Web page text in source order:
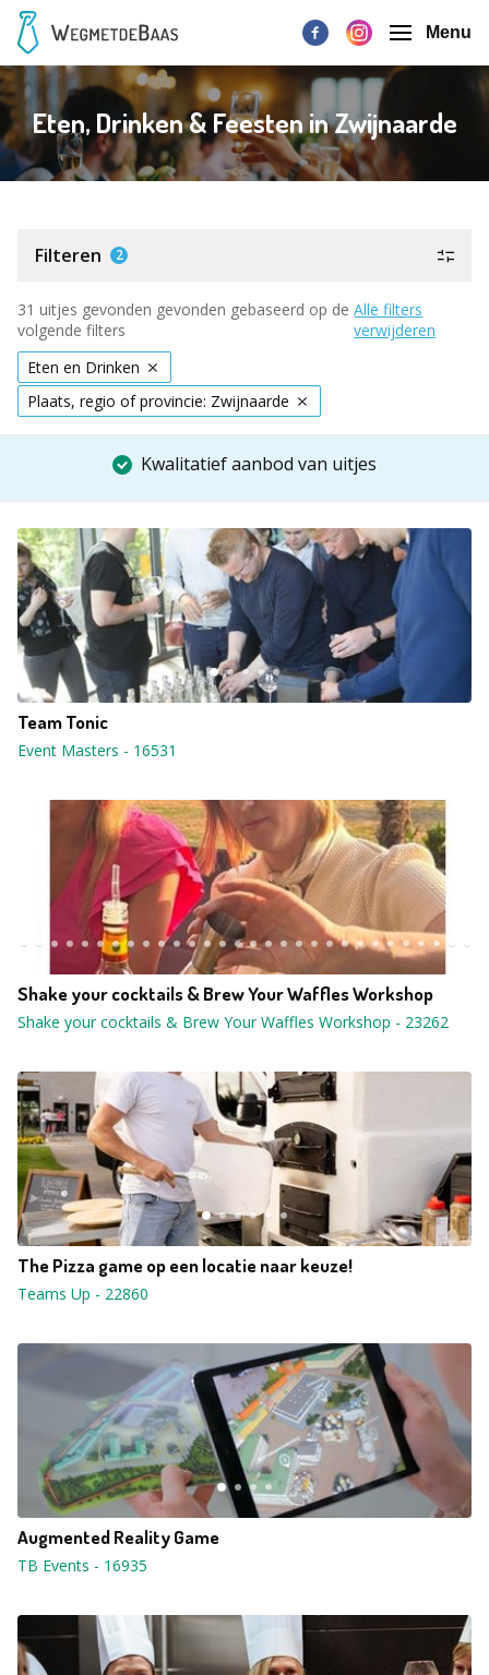
Menu
Eten, Drinken & Feesten in Zwijnaarde
Filteren 2
31 uitjes gevonden gevonden gebaseerd op de
volgende filters
Alle filters
verwijderen
Eten en Drinken
Plaats, regio of provincie: Zwijnaarde
Kwalitatief aanbod van uitjes
Team Tonic
Event Masters - 16531
Shake your cocktails & Brew Your Waffles Workshop
Shake your cocktails & Brew Your Waffles Workshop - 23262
The Pizza game op een locatie naar keuze!
Teams Up - 22860
Augmented Reality Game
TB Events - 16935